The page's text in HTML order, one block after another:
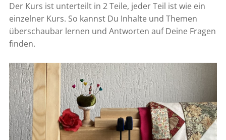
Der Kurs ist unterteilt in 2 Teile, jeder Teil ist wie ein
einzelner Kurs. So kannst Du Inhalte und Themen
überschaubar lernen und Antworten auf Deine Fragen
finden.